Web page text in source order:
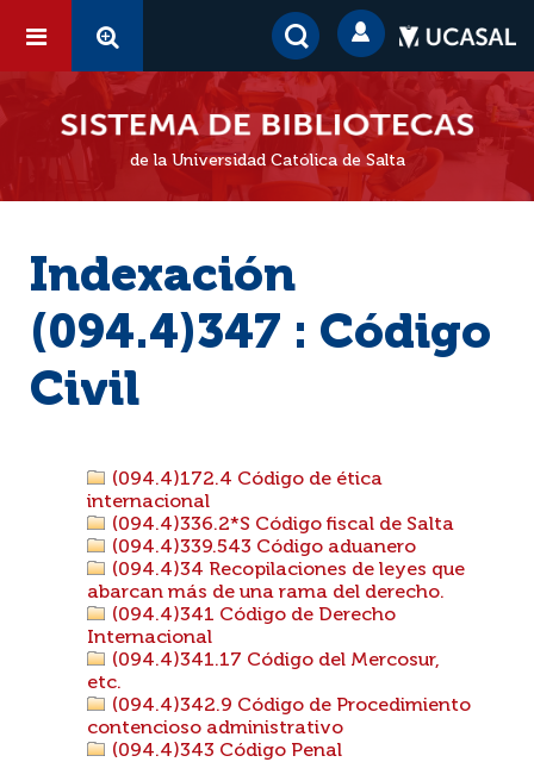
de la Universidad Católica de Salta
Indexación
(094.4)347 : Código
Civil
(094.4)172.4 Código de ética
internacional
(094.4)336.2*S Código fiscal de Salta
(094.4)339.543 Código aduanero
(094.4)34 Recopilaciones de leyes que
abarcan más de una rama del derecho.
(094.4)341 Código de Derecho
Internacional
(094.4)341.17 Código del Mercosur,
etc.
(094.4)342.9 Código de Procedimiento
contencioso administrativo
(094.4)343 Código Penal